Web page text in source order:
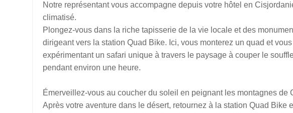
Notre représentant vous accompagne depuis votre hôtel en
climatisé.
Plongez-vous dans la riche tapisserie de la vie locale et des
dirigeant vers la station Quad Bike. Ici, vous monterez un quad et
expérimentant un safari unique à travers le paysage à couper le
pendant environ une heure.
Émerveillez-vous au coucher du soleil en peignant les montagnes de
Après votre aventure dans le désert, retournez à la station Quad Bike